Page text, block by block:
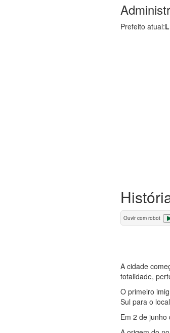
Prefeito atual:
Ouvir com robot
A cidade
totalidade,
O primeiro
Sul para o
Em 2 de junho